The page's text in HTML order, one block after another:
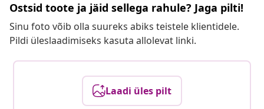
Ostsid toote ja jäid sellega rahule? Jaga pilti!
Sinu foto võib olla suureks abiks teistele klientidele.
Pildi üleslaadimiseks kasuta allolevat linki.
Laadi üles pilt